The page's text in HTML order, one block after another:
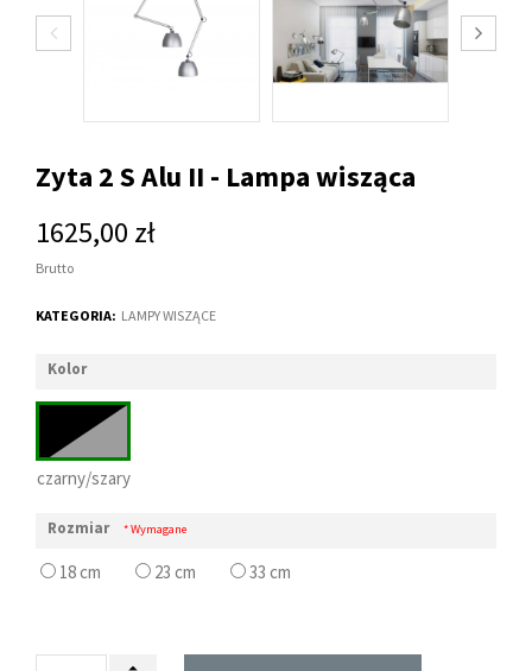
Zyta 2 S Alu II - Lampa wisząca
1625,00 zł
Brutto
KATEGORIA: LAMPY WISZĄCE
Kolor
czarny/szary
Rozmiar * Wymagane
18 cm 23 cm 33 cm